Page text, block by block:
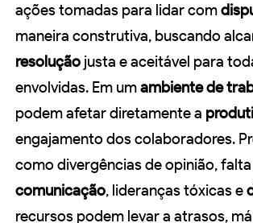
ações tomadas para lidar com
maneira construtiva, buscando
resolução justa e aceitável para
envolvidas. Em umambiente de
podem afetar diretamente a
engajamento dos colaboradores.
como divergências de opinião,
comunicação, lideranças tóxicas e
recursos podem levar a atrasos, má